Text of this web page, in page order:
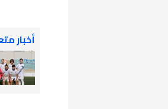
أخبار